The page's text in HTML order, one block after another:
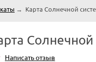
→ Карта Солнечной
Написать отзыв